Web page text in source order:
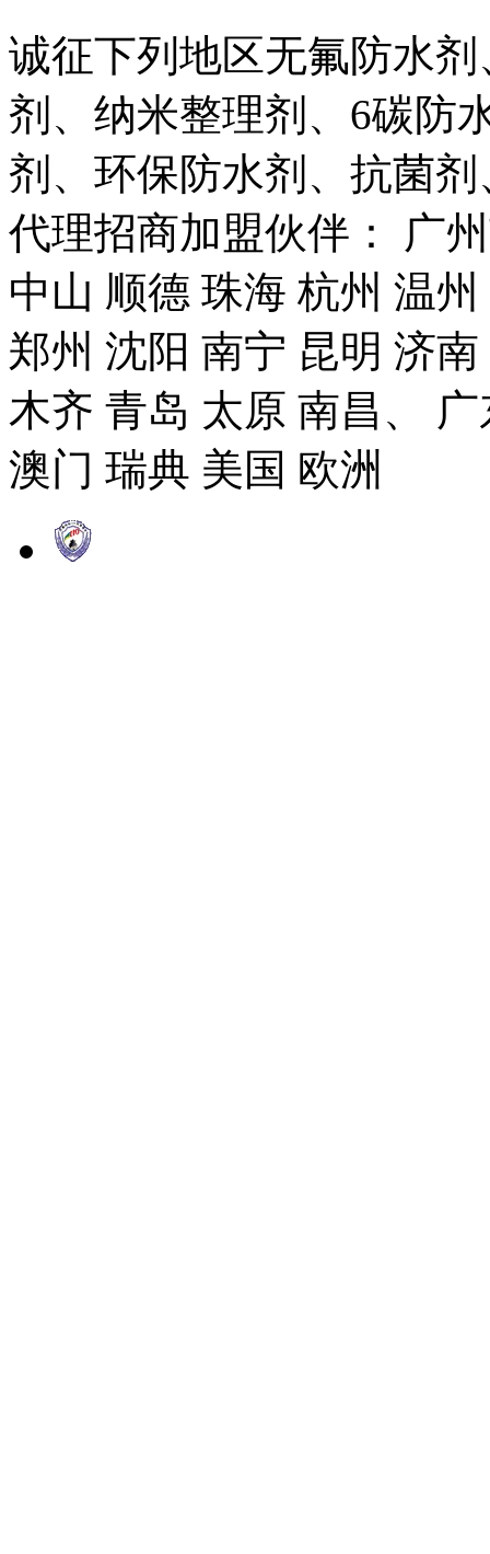
诚征下列地区无氟防水
剂、纳米整理剂、6碳防
剂、环保防水剂、抗菌
代理招商加盟伙伴： 广
中山 顺德 珠海 杭州 温
郑州 沈阳 南宁 昆明 济
木齐 青岛 太原 南昌、
澳门 瑞典 美国 欧洲